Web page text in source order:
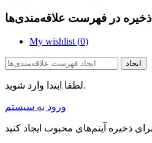
ذخیره در فهرست علاقه‌مندی‌ها
My wishlist (0)
ایجاد
لطفا ابتدا وارد شوید.
ورود به سیستم